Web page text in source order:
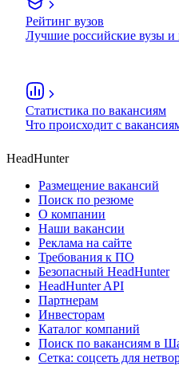
Рейтинг вузов
Лучшие российские вузы и
Статистика по вакансиям
Что происходит с
HeadHunter
Размещение вакансий
Поиск по резюме
О компании
Наши вакансии
Реклама на сайте
Требования к ПО
Безопасный HeadHunter
HeadHunter API
Партнерам
Инвесторам
Каталог компаний
Поиск по вакансиям в
Сетка: соцсеть для